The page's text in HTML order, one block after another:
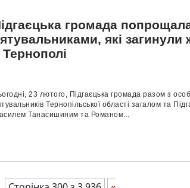
громада
які загинули
Тернополі
23 лютого, Підгаєцька громада разом з
Тернопільської області загалом та
Танасишиним та Романом...